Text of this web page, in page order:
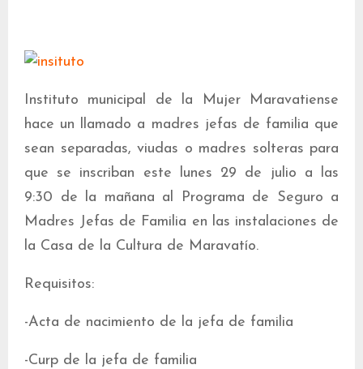
Instituto municipal de la Mujer Maravatiense
hace un llamado a madres jefas de familia que
sean separadas, viudas o madres solteras para
que se inscriban este lunes 29 de julio a las
9:30 de la mañana al Programa de Seguro a
Madres Jefas de Familia en las instalaciones de
la Casa de la Cultura de Maravatío.
Requisitos:
-Acta de nacimiento de la jefa de familia
-Curp de la jefa de familia